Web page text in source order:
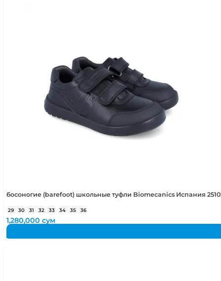
босоногие (barefoot) школьные туфли Biomecanics Испания
29 30 31 32 33 34 35 36
1,280,000сум